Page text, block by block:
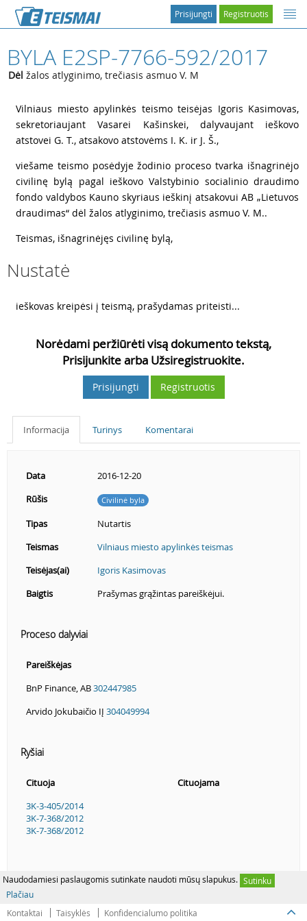
Naudodamiesi paslaugomis sutinkate naudoti mūsų slapukus. Sutinku
Plačiau
Registruotis
Prisijungti
BYLA E2SP-7766-592/2017
Dėl žalos atlyginimo, trečiasis asmuo V. M
Vilniaus miesto apylinkės teismo teisėjas Igoris Kasimovas,
sekretoriaujant Vasarei Kašinskei, dalyvaujant ieškovo
atstovei G. T., atsakovo atstovėms I. K. ir J. Š.,
viešame teismo posėdyje žodinio proceso tvarka išnagrinėjo
civilinę bylą pagal ieškovo Valstybinio socialinio draudimo
fondo valdybos Kauno skyriaus ieškinį atsakovui AB „Lietuvos
draudimas“ dėl žalos atlyginimo, trečiasis asmuo V. M..
Teismas, išnagrinėjęs civilinę bylą,
Nustatė
ieškovas kreipėsi į teismą, prašydamas priteisti...
Norėdami peržiūrėti visą dokumento tekstą,
Prisijunkite arba Užsiregistruokite.
Prisijungti Registruotis
Informacija Turinys Komentarai
Data
2016-12-20
Rūšis
Civilinė byla
Tipas
Nutartis
Teismas
Vilniaus miesto apylinkės teismas
Teisėjas(ai)
Igoris Kasimovas
Baigtis
Prašymas grąžintas pareiškėjui.
Proceso dalyviai
Pareiškėjas
BnP Finance, AB302447985
Arvido Jokubaičio IĮ 304049994
Ryšiai
Cituoja
Cituojama
3K-3-405/2014
3K-7-368/2012
3K-7-368/2012
Kontaktai Taisyklės Konfidencialumo politika